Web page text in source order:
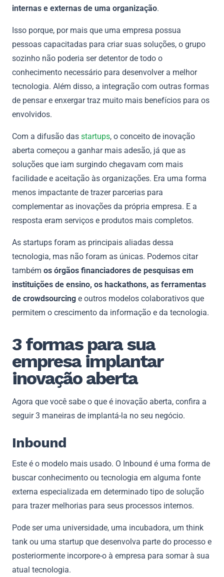
internas e externas de uma organização.
Isso porque, por mais que uma empresa possua
pessoas capacitadas para criar suas soluções, o grupo
sozinho não poderia ser detentor de todo o
conhecimento necessário para desenvolver a melhor
tecnologia. Além disso, a integração com outras formas
de pensar e enxergar traz muito mais benefícios para os
envolvidos.
Com a difusão das startups, o conceito de inovação
aberta começou a ganhar mais adesão, já que as
soluções que iam surgindo chegavam com mais
facilidade e aceitação às organizações. Era uma forma
menos impactante de trazer parcerias para
complementar as inovações da própria empresa. E a
resposta eram serviços e produtos mais completos.
As startups foram as principais aliadas dessa
tecnologia, mas não foram as únicas. Podemos citar
também os órgãos financiadores de pesquisas em
instituições de ensino, os hackathons, as ferramentas
de crowdsourcing e outros modelos colaborativos que
permitem o crescimento da informação e da tecnologia.
3 formas para sua
empresa implantar
inovação aberta
Agora que você sabe o que é inovação aberta, confira a
seguir 3 maneiras de implantá-la no seu negócio.
Inbound
Este é o modelo mais usado. O Inbound é uma forma de
buscar conhecimento ou tecnologia em alguma fonte
externa especializada em determinado tipo de solução
para trazer melhorias para seus processos internos.
Pode ser uma universidade, uma incubadora, um think
tank ou uma startup que desenvolva parte do processo e
posteriormente incorpore-o à empresa para somar à sua
atual tecnologia.